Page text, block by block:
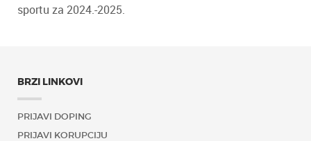
sportu za 2024.-2025.
BRZI LINKOVI
PRIJAVI DOPING
PRIJAVI KORUPCIJU